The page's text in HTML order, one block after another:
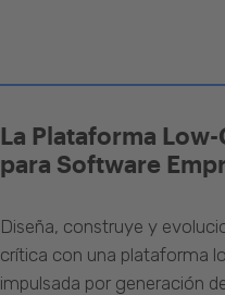
La Plataforma
para Software
Diseña, construye y
crítica con una plataforma
impulsada por generación